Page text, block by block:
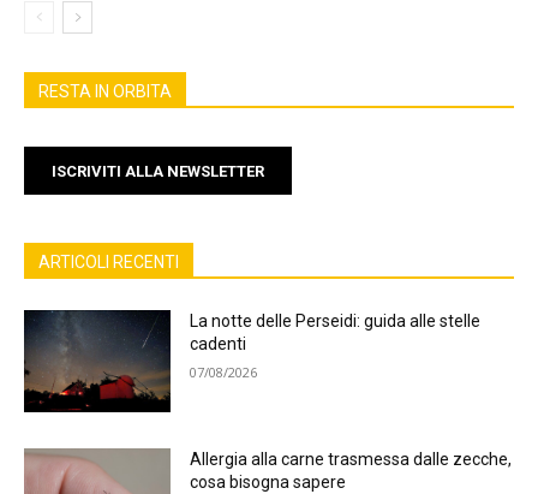
RESTA IN ORBITA
ISCRIVITI ALLA NEWSLETTER
ARTICOLI RECENTI
La notte delle Perseidi: guida alle stelle
cadenti
07/08/2026
Allergia alla carne trasmessa dalle zecche,
cosa bisogna sapere